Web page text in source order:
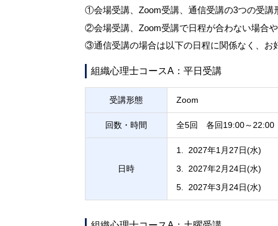
①会場受講、Zoom受講、通信受講の3つの受講
②会場受講、Zoom受講で日程が合わない場合
③通信受講の場合は以下の日程に関係なく、お
組織心理士コースA：平日受講
受講形態 Zoom
回数・時間 全5回 各回19:00～22:00
日時
2027年1月27日(水)
2027年2月24日(水)
2027年3月24日(水)